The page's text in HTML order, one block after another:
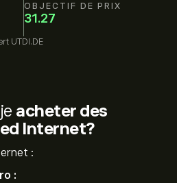
OBJECTIF DE PRIX
31.27
UTDI.DE
acheter des
Internet?
:
: